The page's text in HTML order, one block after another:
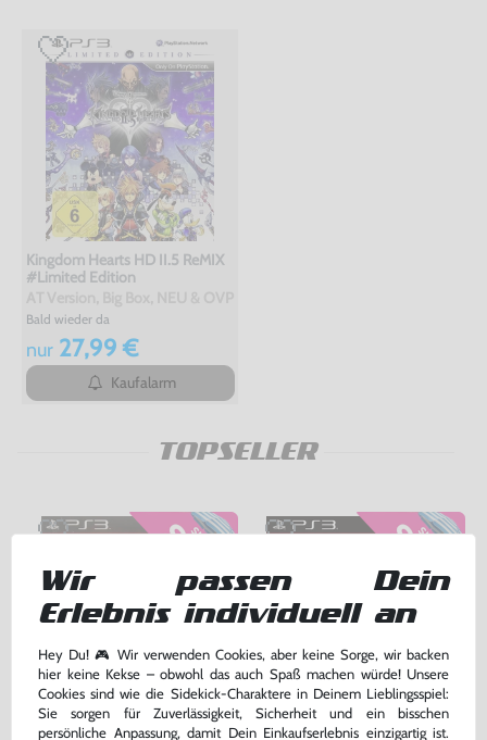
Kingdom Hearts HD II.5 ReMIX
#Limited Edition
Bald wieder da
nur27,99 €
Kaufalarm
TOPSELLER
Wir passen Dein
Erlebnis individuell an
Hey Du! 🎮 Wir verwenden Cookies, aber keine Sorge, wir backen
hier keine Kekse – obwohl das auch Spaß machen würde! Unsere
Cookies sind wie die Sidekick-Charaktere in Deinem Lieblingsspiel:
Sie sorgen für Zuverlässigkeit, Sicherheit und ein bisschen
persönliche Anpassung, damit Dein Einkaufserlebnis einzigartig ist.